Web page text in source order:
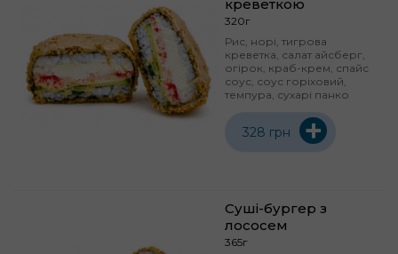
креветкою
320г
Рис, норі, тигрова
креветка, салат айсберг,
огірок, краб-крем, спайс
соус, соус горіховий,
темпура, сухарі панко
328 грн +
Суші-бургер з
лососем
365г